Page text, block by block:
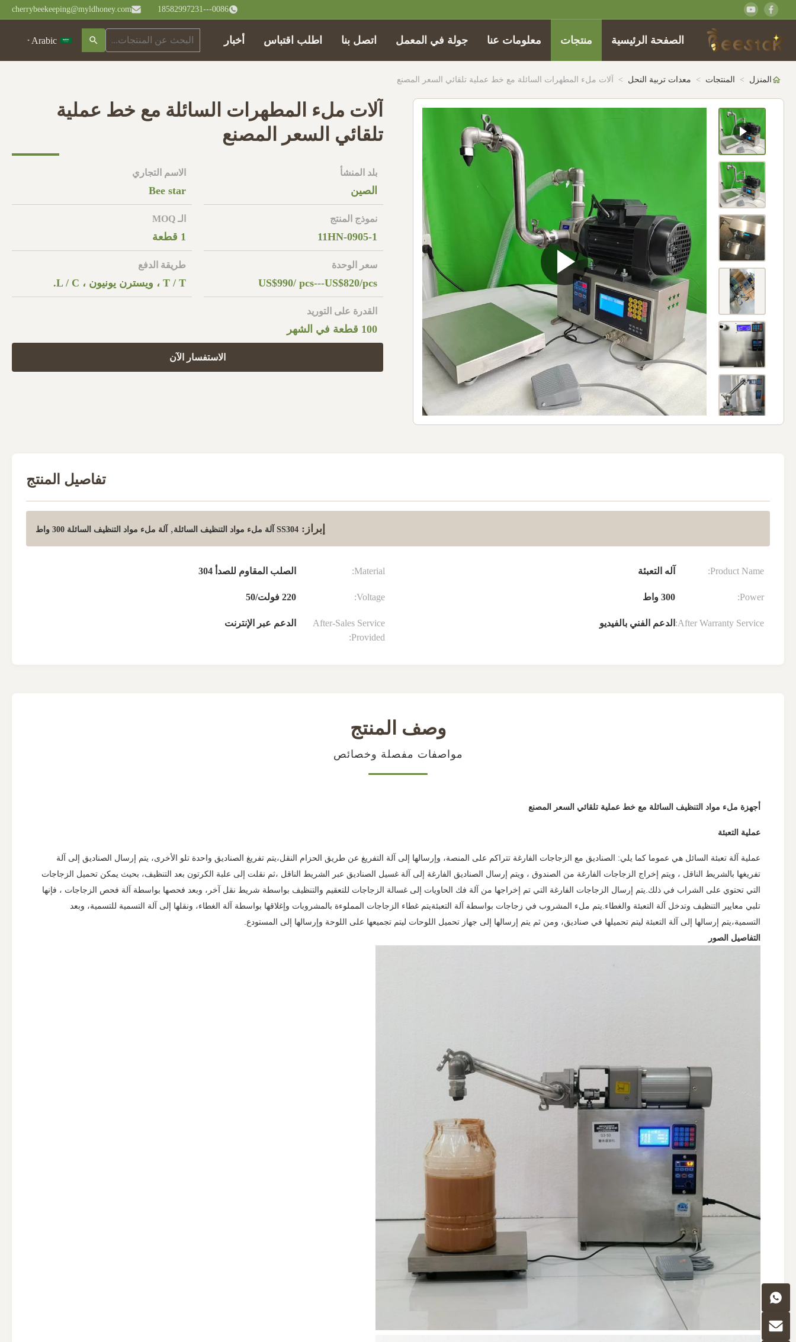
0086---18582997231
cherrybeekeeping@myldhoney.com
الصفحة الرئيسية منتجات معلومات عنا جولة في المعمل اتصل بنا اطلب اقتباس أخبار Arabic
المنزل > المنتجات > معدات تربية النحل > آلات ملء المطهرات السائلة مع خط عملية تلقائي السعر المصنع
آلات ملء المطهرات السائلة مع خط عملية
تلقائي السعر المصنع
بلد المنشأ
الصين
الاسم التجاري
Bee star
نموذج المنتج
11HN-0905-1
الـ MOQ
1 قطعة
سعر الوحدة
US$990/ pcs---US$820/pcs
طريقة الدفع
T / T ، ويسترن يونيون ، L / C.
القدرة على التوريد
100 قطعة في الشهر
الاستفسار الآن
تفاصيل المنتج
إبراز: SS304 آلة ملء مواد التنظيف السائلة , آلة ملء مواد التنظيف السائلة 300 واط
Product Name: آله التعبئة Material: الصلب المقاوم للصدأ 304
Power: 300 واط Voltage: 220 فولت/50
After Warranty Service: الدعم الفني بالفيديو
After-Sales Service
Provided:
الدعم عبر الإنترنت
وصف المنتج
مواصفات مفصلة وخصائص
أجهزة ملء مواد التنظيف السائلة مع خط عملية تلقائي السعر المصنع
عملية التعبئة
عملية آلة تعبئة السائل هي عموما كما يلي: الصناديق مع الزجاجات الفارغة تتراكم على المنصة، وإرسالها إلى آلة التفريغ عن طريق الحزام النقل،يتم تفريغ الصناديق واحدة تلو الأخرى، يتم إرسال الصناديق إلى آلة
تفريغها بالشريط الناقل ، ويتم إخراج الزجاجات الفارغة من الصندوق ، ويتم إرسال الصناديق الفارغة إلى آلة غسيل الصناديق عبر الشريط الناقل ،ثم نقلت إلى علبة الكرتون بعد التنظيف، بحيث يمكن تحميل الزجاجات
التي تحتوي على الشراب في ذلك.يتم إرسال الزجاجات الفارغة التي تم إخراجها من آلة فك الحاويات إلى غسالة الزجاجات للتعقيم والتنظيف بواسطة شريط نقل آخر، وبعد فحصها بواسطة آلة فحص الزجاجات ، فإنها
تلبي معايير التنظيف وتدخل آلة التعبئة والغطاء.يتم ملء المشروب في زجاجات بواسطة آلة التعبئةيتم غطاء الزجاجات المملوءة بالمشروبات وإغلاقها بواسطة آلة الغطاء، ونقلها إلى آلة التسمية للتسمية، وبعد
التسمية،يتم إرسالها إلى آلة التعبئة ليتم تحميلها في صناديق، ومن ثم يتم إرسالها إلى جهاز تحميل اللوحات ليتم تجميعها على اللوحة وإرسالها إلى المستودع.
التفاصيل الصور